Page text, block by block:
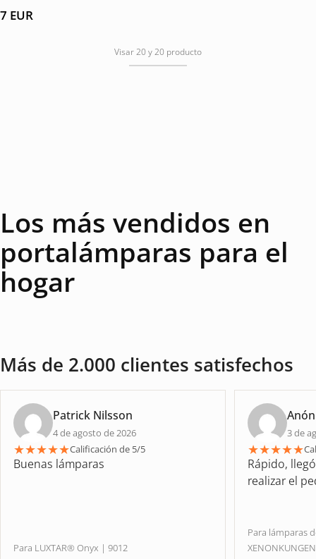
7 EUR
Visar 20 y 20 producto
Los más vendidos en
portalámparas para el
hogar
Más de 2.000 clientes satisfechos
Patrick Nilsson
4 de agosto de 2026
★★★★★Calificación de 5/5
Buenas lámparas
Para LUXTAR® Onyx | 9012
3 de
★★★★★
Rápido,
realizar el
Para lámparas